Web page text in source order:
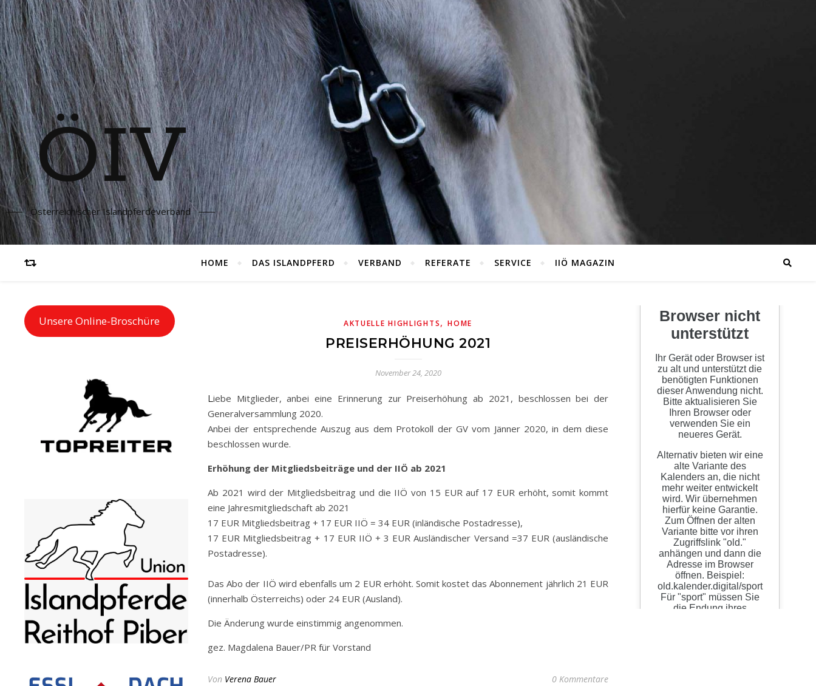
ÖIV
Österreichischer Islandpferdeverband
HOME DAS ISLANDPFERD VERBAND REFERATE SERVICE IIÖ MAGAZIN
Unsere Online-Broschüre AKTUELLE HIGHLIGHTS,HOME
PREISERHÖHUNG 2021
November 24, 2020
Liebe Mitglieder, anbei eine Erinnerung zur Preiserhöhung ab 2021, beschlossen bei der
Generalversammlung 2020.
Anbei der entsprechende Auszug aus dem Protokoll der GV vom Jänner 2020, in dem diese
beschlossen wurde.
Erhöhung der Mitgliedsbeiträge und der IIÖ ab 2021
Ab 2021 wird der Mitgliedsbeitrag und die IIÖ von 15 EUR auf 17 EUR erhöht, somit kommt
eine Jahresmitgliedschaft ab 2021
17 EUR Mitgliedsbeitrag + 17 EUR IIÖ = 34 EUR (inländische Postadresse),
17 EUR Mitgliedsbeitrag + 17 EUR IIÖ + 3 EUR Ausländischer Versand =37 EUR (ausländische
Postadresse).
Das Abo der IIÖ wird ebenfalls um 2 EUR erhöht. Somit kostet das Abonnement jährlich 21 EUR
(innerhalb Österreichs) oder 24 EUR (Ausland).
Die Änderung wurde einstimmig angenommen.
gez. Magdalena Bauer/PR für Vorstand
Von Verena Bauer 0 Kommentare